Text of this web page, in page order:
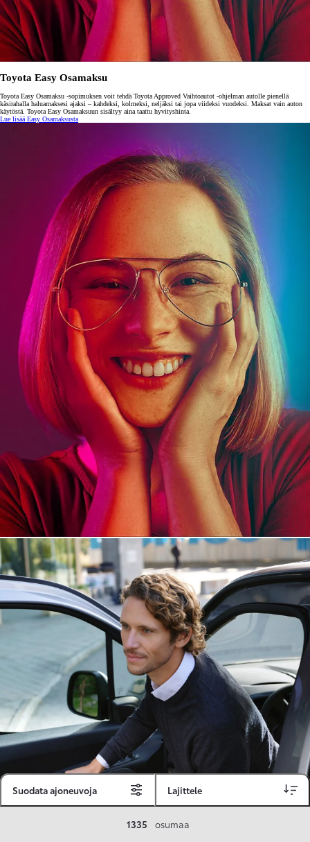
Suodata ajoneuvoja Lajittele
1335 osumaa
Toyota Easy Osamaksu
Toyota Easy Osamaksu -sopimuksen voit tehdä Toyota Approved Vaihtoautot -ohjelman autolle pienellä
käsirahalla haluamaksesi ajaksi – kahdeksi, kolmeksi, neljäksi tai jopa viideksi vuodeksi. Maksat vain auton
käytöstä. Toyota Easy Osamaksuun sisältyy aina taattu hyvityshinta.
Lue lisää Easy Osamaksusta